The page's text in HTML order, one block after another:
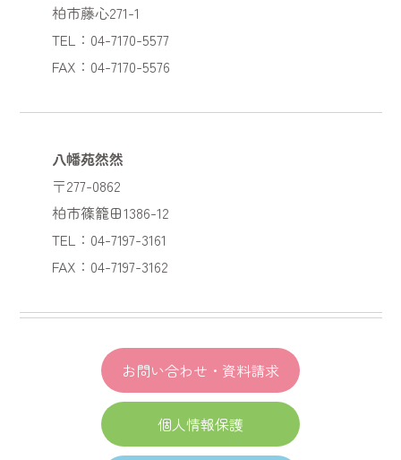
柏市藤心271-1
TEL：04-7170-5577
FAX：04-7170-5576
八幡苑然然
〒277-0862
柏市篠籠田1386-12
TEL：04-7197-3161
FAX：04-7197-3162
お問い合わせ・資料請求
個人情報保護